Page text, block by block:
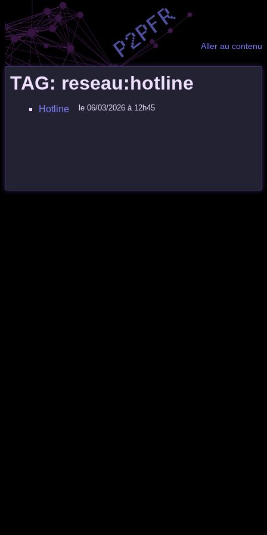
Aller au contenu
TAG: reseau:hotline
Hotline le 06/03/2026 à 12h45